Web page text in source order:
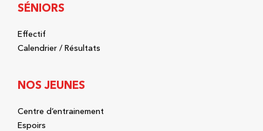
SÉNIORS
Effectif
Calendrier / Résultats
NOS JEUNES
Centre d’entrainement
Espoirs